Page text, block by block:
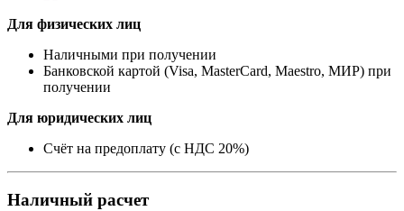
Для физических лиц
Наличными при получении
Банковской картой (Visa, MasterCard, Maestro, МИР) при
получении
Для юридических лиц
Счёт на предоплату (с НДС 20%)
Наличный расчет